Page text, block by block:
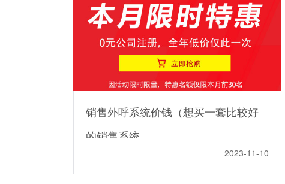
销售外呼系统价钱（想买一套比较好
的销售系统
2023-11-10